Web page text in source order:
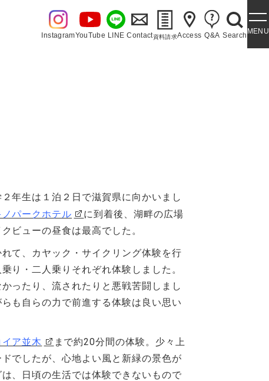
InstagramYouTube LINE Contact資料請求Access Q&A SearchMENU
年生は１泊２日で滋賀県に向かいまし
ノパークホテル
に到着後、湖畔の広場
ビューの昼食は最高でした。
て、カヤック・サイクリング体験を行
り・二人乗りそれぞれ体験しました。
ったり、流されたりと悪戦苦闘しまし
も自らの力で前進する体験は良い思い
ア並木
まで約20分間の体験。少々上
でしたが、心地よい風と新緑の景色が
、日頃の生活では体験できないもので